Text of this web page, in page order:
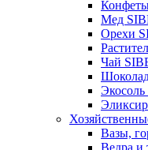
Мед
Орехи
Чай
Вазы,
Ведра и